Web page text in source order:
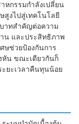
หกรรมกำลังเปลี่ยน
สูงไปสู่เทคโนโลยี
าทสำคัญต่อความ
น และประสิทธิภาพ
ษช่วยป้องกันการ
หัน ขณะเดียวกันก็
ยะเวลาคืนทุนน้อย